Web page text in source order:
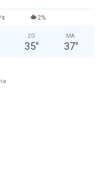
s 2%
ZO
35°
MA
37°